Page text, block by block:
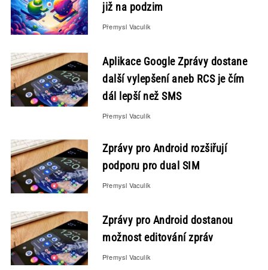
již na podzim
Přemysl Vaculík
Aplikace Google Zprávy dostane
další vylepšení aneb RCS je čím
dál lepší než SMS
Přemysl Vaculík
Zprávy pro Android rozšiřují
podporu pro dual SIM
Přemysl Vaculík
Zprávy pro Android dostanou
možnost editování zpráv
Přemysl Vaculík